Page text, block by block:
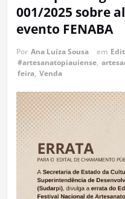
001/2025 sobre
evento FENABA
Por Ana Luíza Sousa em
#artesanatopiauiense,
feira, Venda